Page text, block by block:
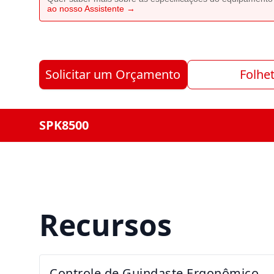
ao nosso Assistente →
Solicitar um Orçamento
SPK8500
Recursos